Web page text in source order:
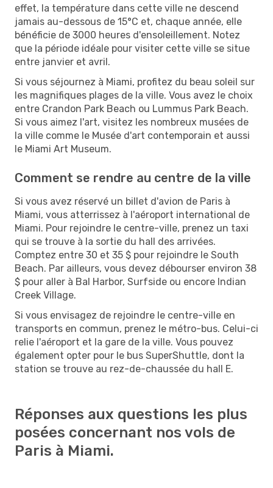
effet, la température dans cette ville ne descend
jamais au-dessous de 15°C et, chaque année, elle
bénéficie de 3000 heures d'ensoleillement. Notez
que la période idéale pour visiter cette ville se situe
entre janvier et avril.
Si vous séjournez à Miami, profitez du beau soleil sur
les magnifiques plages de la ville. Vous avez le choix
entre Crandon Park Beach ou Lummus Park Beach.
Si vous aimez l'art, visitez les nombreux musées de
la ville comme le Musée d'art contemporain et aussi
le Miami Art Museum.
Comment se rendre au centre de la ville
Si vous avez réservé un billet d'avion de Paris à
Miami, vous atterrissez à l'aéroport international de
Miami. Pour rejoindre le centre-ville, prenez un taxi
qui se trouve à la sortie du hall des arrivées.
Comptez entre 30 et 35 $ pour rejoindre le South
Beach. Par ailleurs, vous devez débourser environ 38
$ pour aller à Bal Harbor, Surfside ou encore Indian
Creek Village.
Si vous envisagez de rejoindre le centre-ville en
transports en commun, prenez le métro-bus. Celui-ci
relie l'aéroport et la gare de la ville. Vous pouvez
également opter pour le bus SuperShuttle, dont la
station se trouve au rez-de-chaussée du hall E.
Réponses aux questions les plus
posées concernant nos vols de
Paris à Miami.